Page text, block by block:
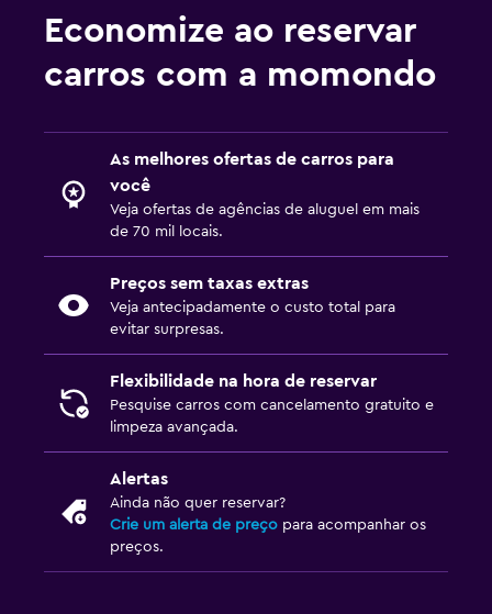
Economize ao reservar
carros com a momondo
As melhores ofertas de carros para
você
Veja ofertas de agências de aluguel em mais
de 70 mil locais.
Preços sem taxas extras
Veja antecipadamente o custo total para
evitar surpresas.
Flexibilidade na hora de reservar
Pesquise carros com cancelamento gratuito e
limpeza avançada.
Alertas
Ainda não quer reservar?
Crie um alerta de preço para acompanhar os
preços.